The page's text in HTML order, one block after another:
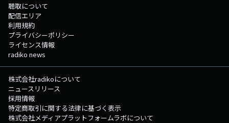
聴取について
配信エリア
利用規約
プライバシーポリシー
ライセンス情報
radiko news
株式会社radikoについて
ニュースリリース
採用情報
特定商取引に関する法律に基づく表示
株式会社メディアプラットフォームラボについて